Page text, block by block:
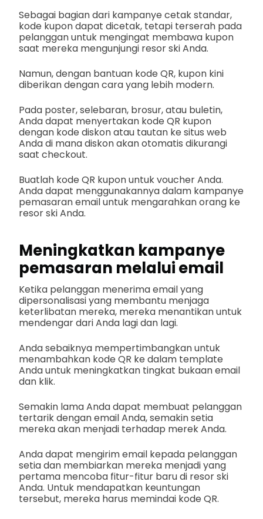
Sebagai bagian dari kampanye cetak standar,
kode kupon dapat dicetak, tetapi terserah pada
pelanggan untuk mengingat membawa kupon
saat mereka mengunjungi resor ski Anda.
Namun, dengan bantuan kode QR, kupon kini
diberikan dengan cara yang lebih modern.
Pada poster, selebaran, brosur, atau buletin,
Anda dapat menyertakan kode QR kupon
dengan kode diskon atau tautan ke situs web
Anda di mana diskon akan otomatis dikurangi
saat checkout.
Buatlah kode QR kupon untuk voucher Anda.
Anda dapat menggunakannya dalam kampanye
pemasaran email untuk mengarahkan orang ke
resor ski Anda.
Meningkatkan kampanye
pemasaran melalui email
Ketika pelanggan menerima email yang
dipersonalisasi yang membantu menjaga
keterlibatan mereka, mereka menantikan untuk
mendengar dari Anda lagi dan lagi.
Anda sebaiknya mempertimbangkan untuk
menambahkan kode QR ke dalam template
Anda untuk meningkatkan tingkat bukaan email
dan klik.
Semakin lama Anda dapat membuat pelanggan
tertarik dengan email Anda, semakin setia
mereka akan menjadi terhadap merek Anda.
Anda dapat mengirim email kepada pelanggan
setia dan membiarkan mereka menjadi yang
pertama mencoba fitur-fitur baru di resor ski
Anda. Untuk mendapatkan keuntungan
tersebut, mereka harus memindai kode QR.